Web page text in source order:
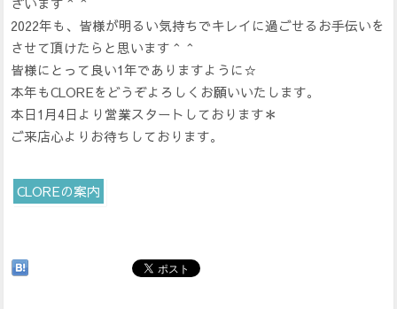
ざいます＾＾
2022年も、皆様が明るい気持ちでキレイに過ごせるお手伝いを
させて頂けたらと思います＾＾
皆様にとって良い1年でありますように☆
本年もCLOREをどうぞよろしくお願いいたします。
本日1月4日より営業スタートしております＊
ご来店心よりお待ちしております。
CLOREの案内